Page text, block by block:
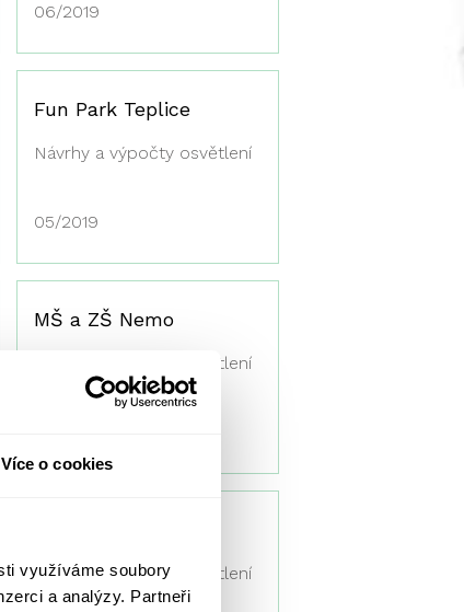
Více o cookies
využíváme soubory
a analýzy. Partneři
06/2019
Fun Park Teplice
Návrhy a výpočty osvětlení
05/2019
MŠ a ZŠ Nemo
Návrhy a výpočty osvětlení
Návrhy a výpočty osvětlení